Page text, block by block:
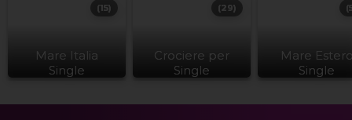
Mare Italia
Single
(15)
Crociere per
Single
(29)
Mare
Single